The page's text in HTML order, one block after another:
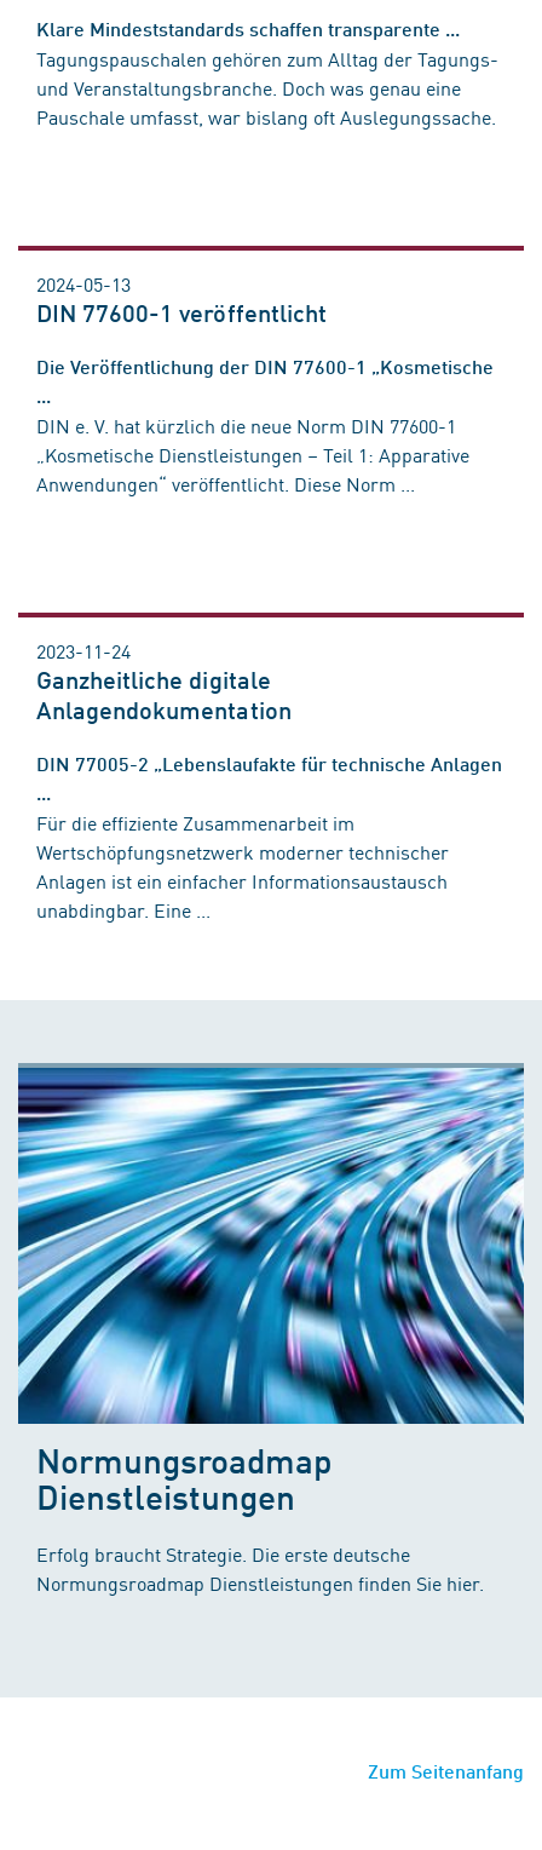
Klare Mindeststandards schaffen transparente ...
Tagungspauschalen gehören zum Alltag der Tagungs-
und Veranstaltungsbranche. Doch was genau eine
Pauschale umfasst, war bislang oft Auslegungssache.
2024-05-13
DIN 77600-1 veröffentlicht
Die Veröffentlichung der DIN 77600-1 „Kosmetische
...
DIN e. V. hat kürzlich die neue Norm DIN 77600-1
„Kosmetische Dienstleistungen – Teil 1: Apparative
Anwendungen“ veröffentlicht. Diese Norm ...
2023-11-24
Ganzheitliche digitale
Anlagendokumentation
DIN 77005-2 „Lebenslaufakte für technische Anlagen
...
Für die effiziente Zusammenarbeit im
Wertschöpfungsnetzwerk moderner technischer
Anlagen ist ein einfacher Informationsaustausch
unabdingbar. Eine ...
Normungsroadmap
Dienstleistungen
Erfolg braucht Strategie. Die erste deutsche
Normungsroadmap Dienstleistungen finden Sie hier.
Zum Seitenanfang